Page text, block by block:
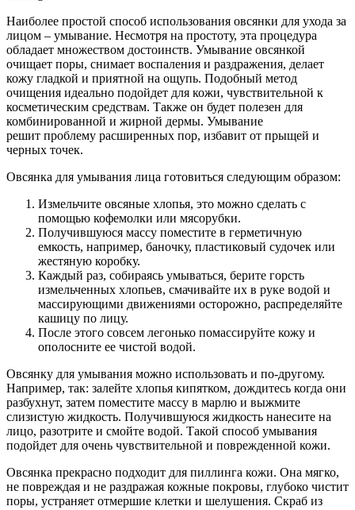
Наиболее простой способ использования овсянки для ухода за
лицом – умывание. Несмотря на простоту, эта процедура
обладает множеством достоинств. Умывание овсянкой
очищает поры, снимает воспаления и раздражения, делает
кожу гладкой и приятной на ощупь. Подобный метод
очищения идеально подойдет для кожи, чувствительной к
косметическим средствам. Также он будет полезен для
комбинированной и жирной дермы. Умывание
решит проблему расширенных пор, избавит от прыщей и
черных точек.
Овсянка для умывания лица готовиться следующим образом:
Измельчите овсяные хлопья, это можно сделать с
помощью кофемолки или мясорубки.
Получившуюся массу поместите в герметичную
емкость, например, баночку, пластиковый судочек или
жестяную коробку.
Каждый раз, собираясь умываться, берите горсть
измельченных хлопьев, смачивайте их в руке водой и
массирующими движениями осторожно, распределяйте
кашицу по лицу.
После этого совсем легонько помассируйте кожу и
ополосните ее чистой водой.
Овсянку для умывания можно использовать и по-другому.
Например, так: залейте хлопья кипятком, дождитесь когда они
разбухнут, затем поместите массу в марлю и выжмите
слизистую жидкость. Получившуюся жидкость нанесите на
лицо, разотрите и смойте водой. Такой способ умывания
подойдет для очень чувствительной и поврежденной кожи.
Овсянка прекрасно подходит для пиллинга кожи. Она мягко,
не повреждая и не раздражая кожные покровы, глубоко чистит
поры, устраняет отмершие клетки и шелушения. Скраб из